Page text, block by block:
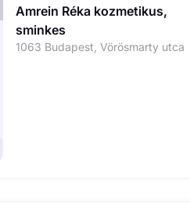
Amrein Réka kozmetikus,
sminkes
1063 Budapest, Vörösmarty utca